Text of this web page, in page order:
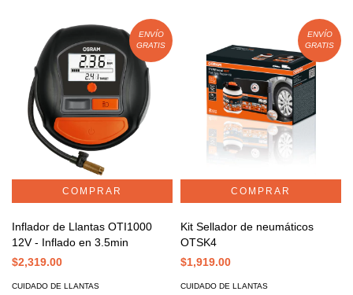
ENVÍO
GRATIS
Inflador de Llantas OTI1000
12V - Inflado en 3.5min
$2,319.00
CUIDADO DE LLANTAS
ENVÍO
GRATIS
Kit Sellador de neumáticos
OTSK4
$1,919.00
CUIDADO DE LLANTAS